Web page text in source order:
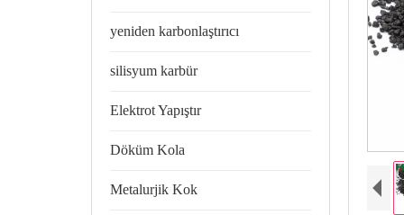
yeniden karbonlaştırıcı
silisyum karbür
Elektrot Yapıştır
Döküm Kola
Metalurjik Kok